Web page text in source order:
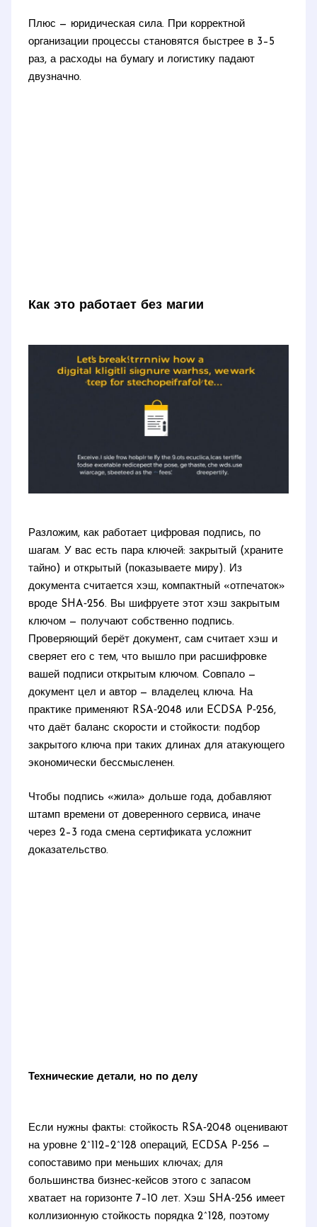
Плюс — юридическая сила. При корректной
организации процессы становятся быстрее в 3–5
раз, а расходы на бумагу и логистику падают
двузначно.
Как это работает без магии
Разложим, как работает цифровая подпись, по
шагам. У вас есть пара ключей: закрытый (храните
тайно) и открытый (показываете миру). Из
документа считается хэш, компактный «отпечаток»
вроде SHA‑256. Вы шифруете этот хэш закрытым
ключом — получают собственно подпись.
Проверяющий берёт документ, сам считает хэш и
сверяет его с тем, что вышло при расшифровке
вашей подписи открытым ключом. Совпало —
документ цел и автор — владелец ключа. На
практике применяют RSA‑2048 или ECDSA P‑256,
что даёт баланс скорости и стойкости: подбор
закрытого ключа при таких длинах для атакующего
экономически бессмысленен.
Чтобы подпись «жила» дольше года, добавляют
штамп времени от доверенного сервиса, иначе
через 2–3 года смена сертификата усложнит
доказательство.
Технические детали, но по делу
Если нужны факты: стойкость RSA‑2048 оценивают
на уровне 2^112–2^128 операций, ECDSA P‑256 —
сопоставимо при меньших ключах; для
большинства бизнес‑кейсов этого с запасом
хватает на горизонте 7–10 лет. Хэш SHA‑256 имеет
коллизионную стойкость порядка 2^128, поэтому